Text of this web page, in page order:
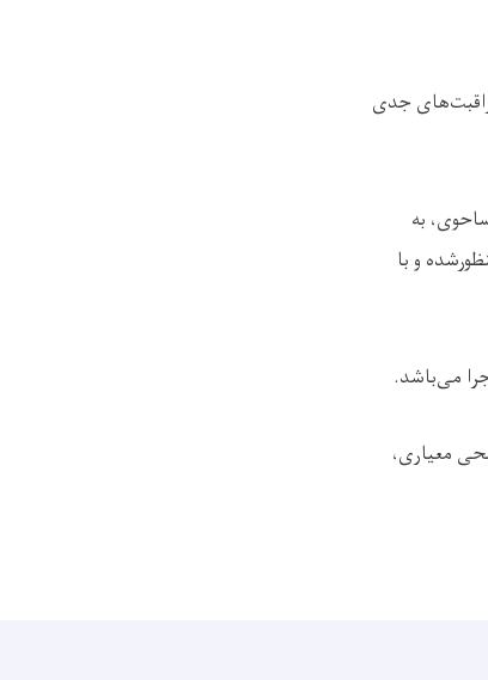
جدی
به
و با
می‌باشد.
معیاری،